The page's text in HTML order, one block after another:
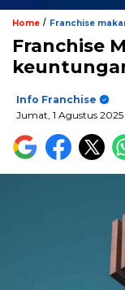
Home / Franchise
Franchise
Info Franchise
Jumat, 1 Agustus 2025